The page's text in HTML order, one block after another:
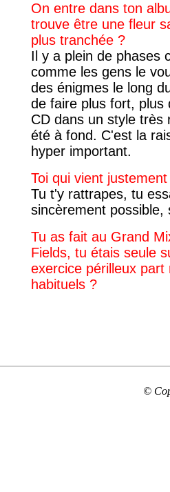
On entre dans ton
trouve être une fleur
plus tranchée ?
Il y a plein de phases
comme les gens le
des énigmes le long
de faire plus fort, plus
CD dans un style très
été à fond. C'est la
hyper important.
Toi qui vient
Tu t'y rattrapes, tu
sincèrement possible,
Tu as fait au Grand
Fields, tu étais seule
exercice périlleux
habituels ?
©